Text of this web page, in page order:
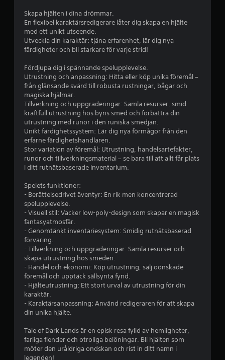
2
7
s
j
ä
o
r
a
v
f
e
b
Skapa hjälten i dina drömmar.
En flexibel karaktärsredigerare låter dig skapa en hjälte
med ett unikt utseende.
Utveckla din karaktär: tjäna erfarenhet, lär dig nya
färdigheter och bli starkare för varje strid!
Fördjupa dig i spännande spelupplevelse.
Utrustning och anpassning: Hitta eller köp unika föremål –
från glänsande svärd till robusta rustningar, bågar och
magiska hjälmar.
Tillverkning och uppgraderingar: Samla resurser, smid
kraftfull utrustning hos byns smed och förbättra din
utrustning med runor i den runiska smedjan.
Unikt färdighetssystem: Lär dig nya förmågor från den
erfarne färdighetshandlaren.
Stor variation av föremål: Utrustning, handelsartefakter,
runor och tillverkningsmaterial – se bara till att allt får plats
i ditt rutnätsbaserade inventarium.
Spelets funktioner:
- Berättelsedrivet äventyr: En rik men koncentrerad
spelupplevelse.
- Visuell stil: Vacker low-poly-design som skapar en magisk
fantasyatmosfär.
- Genomtänkt inventariesystem: Smidig rutnätsbaserad
förvaring.
- Tillverkning och uppgraderingar: Samla resurser och
skapa utrustning hos smeden.
- Handel och ekonomi: Köp utrustning, sälj oönskade
föremål och upptäck sällsynta fynd.
- Hjälteutrustning: Ett stort urval av utrustning för din
karaktär.
- Karaktärsanpassning: Använd redigeraren för att skapa
din unika hjälte.
Tale of Dark Lands är en episk resa fylld av hemligheter,
farliga fiender och otroliga belöningar. Bli hjälten som
möter den uråldriga ondskan och rist in ditt namn i
legenden!